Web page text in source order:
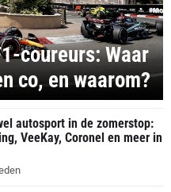
coureurs: Waar
co, en waarom?
autosport in de zomerstop:
VeeKay, Coronel en meer in